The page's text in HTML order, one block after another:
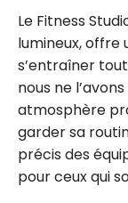
Le Fitness
lumineux, offre
s’entraîner
nous ne
atmosphère
garder sa
précis des
pour ceux qui